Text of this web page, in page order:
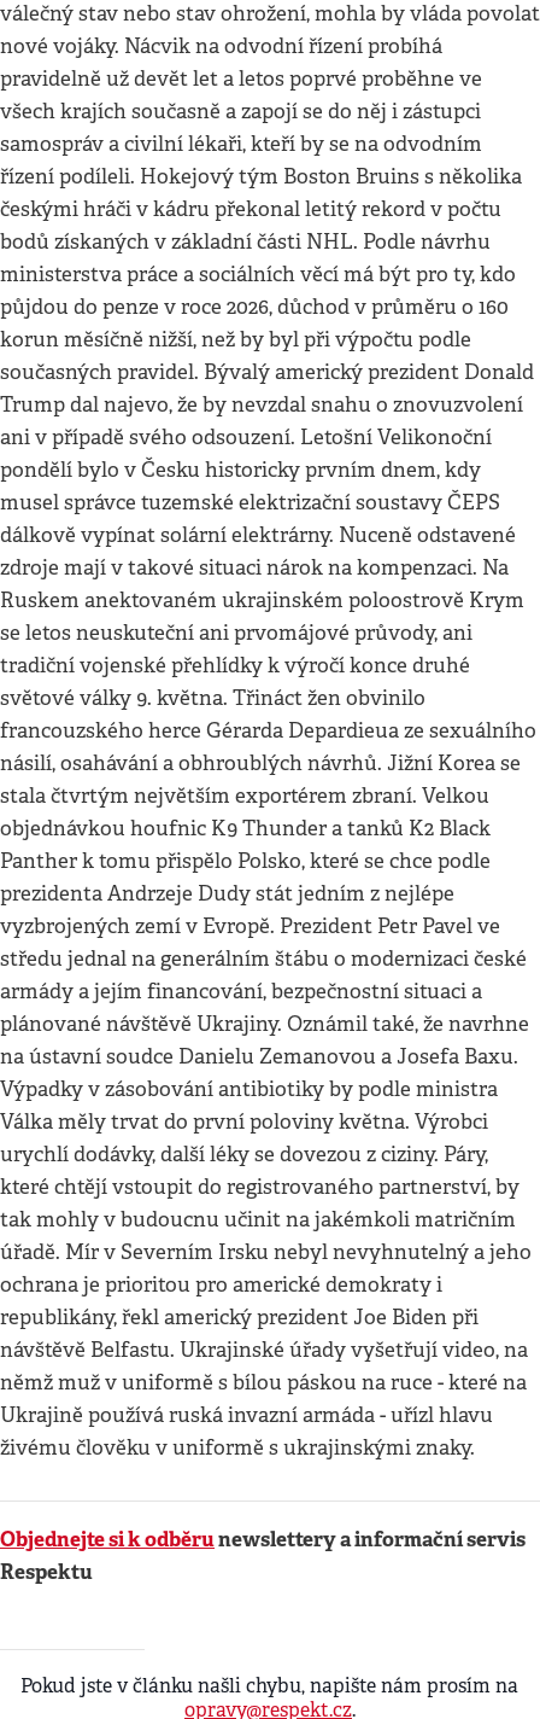
válečný stav nebo stav ohrožení, mohla by vláda povolat
nové vojáky. Nácvik na odvodní řízení probíhá
pravidelně už devět let a letos poprvé proběhne ve
všech krajích současně a zapojí se do něj i zástupci
samospráv a civilní lékaři, kteří by se na odvodním
řízení podíleli. Hokejový tým Boston Bruins s několika
českými hráči v kádru překonal letitý rekord v počtu
bodů získaných v základní části NHL. Podle návrhu
ministerstva práce a sociálních věcí má být pro ty, kdo
půjdou do penze v roce 2026, důchod v průměru o 160
korun měsíčně nižší, než by byl při výpočtu podle
současných pravidel. Bývalý americký prezident Donald
Trump dal najevo, že by nevzdal snahu o znovuzvolení
ani v případě svého odsouzení. Letošní Velikonoční
pondělí bylo v Česku historicky prvním dnem, kdy
musel správce tuzemské elektrizační soustavy ČEPS
dálkově vypínat solární elektrárny. Nuceně odstavené
zdroje mají v takové situaci nárok na kompenzaci. Na
Ruskem anektovaném ukrajinském poloostrově Krym
se letos neuskuteční ani prvomájové průvody, ani
tradiční vojenské přehlídky k výročí konce druhé
světové války 9. května. Třináct žen obvinilo
francouzského herce Gérarda Depardieua ze sexuálního
násilí, osahávání a obhroublých návrhů. Jižní Korea se
stala čtvrtým největším exportérem zbraní. Velkou
objednávkou houfnic K9 Thunder a tanků K2 Black
Panther k tomu přispělo Polsko, které se chce podle
prezidenta Andrzeje Dudy stát jedním z nejlépe
vyzbrojených zemí v Evropě. Prezident Petr Pavel ve
středu jednal na generálním štábu o modernizaci české
armády a jejím financování, bezpečnostní situaci a
plánované návštěvě Ukrajiny. Oznámil také, že navrhne
na ústavní soudce Danielu Zemanovou a Josefa Baxu.
Výpadky v zásobování antibiotiky by podle ministra
Válka měly trvat do první poloviny května. Výrobci
urychlí dodávky, další léky se dovezou z ciziny. Páry,
které chtějí vstoupit do registrovaného partnerství, by
tak mohly v budoucnu učinit na jakémkoli matričním
úřadě. Mír v Severním Irsku nebyl nevyhnutelný a jeho
ochrana je prioritou pro americké demokraty i
republikány, řekl americký prezident Joe Biden při
návštěvě Belfastu. Ukrajinské úřady vyšetřují video, na
němž muž v uniformě s bílou páskou na ruce - které na
Ukrajině používá ruská invazní armáda - uřízl hlavu
živému člověku v uniformě s ukrajinskými znaky.
Objednejte si k odběrunewslettery a informační servis
Respektu
Pokud jste v článku našli chybu, napište nám prosím na
opravy@respekt.cz.